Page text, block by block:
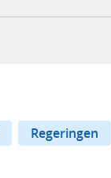
Regeringen